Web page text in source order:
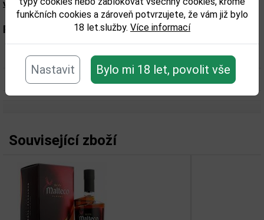
funkčních cookies a zároveň potvrzujete, že vám již bylo
18 let.služby. Více informací
Nastavit Bylo mi 18 let, povolit vše
výrobku. Zkontrolujte prosím před konzumací.
Parametry:
Obsah alkoholu obj. %: 40
Objem obalu (L):
Související zboží